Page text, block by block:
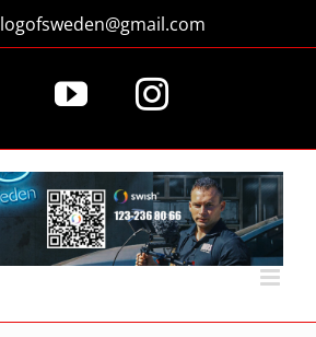
FacebookYouTubeInstagram